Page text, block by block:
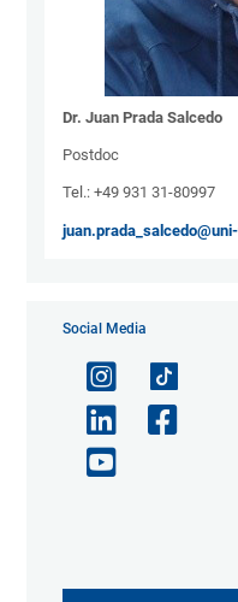
Dr. Juan Prada Salcedo
Postdoc
Tel.: +49 931 31-80997
Social Media